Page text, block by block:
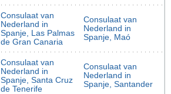
Consulaat van
Nederland in
Spanje, Las Palmas
de Gran Canaria
Consulaat van
Nederland in
Spanje, Maó
Consulaat van
Nederland in
Spanje, Santa Cruz
de Tenerife
Consulaat van
Nederland in
Spanje, Santander